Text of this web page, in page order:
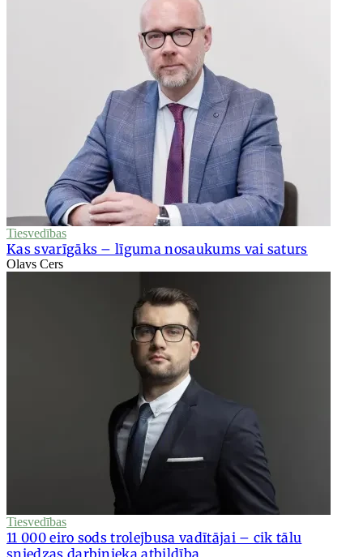
Tiesvedības
Kas svarīgāks – līguma nosaukums vai saturs
Olavs Cers
Tiesvedības
11 000 eiro sods trolejbusa vadītājai – cik tālu
sniedzas darbinieka atbildība